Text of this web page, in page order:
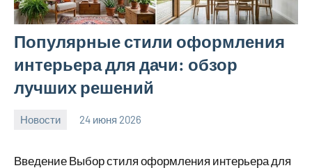
Популярные стили оформления
интерьера для дачи: обзор
лучших решений
Новости 24 июня 2026
Введение Выбор стиля оформления интерьера для